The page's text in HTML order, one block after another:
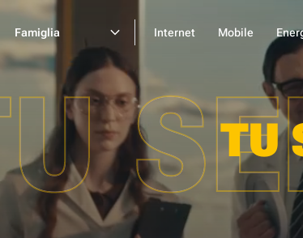
Famiglia Internet Mobile
TU